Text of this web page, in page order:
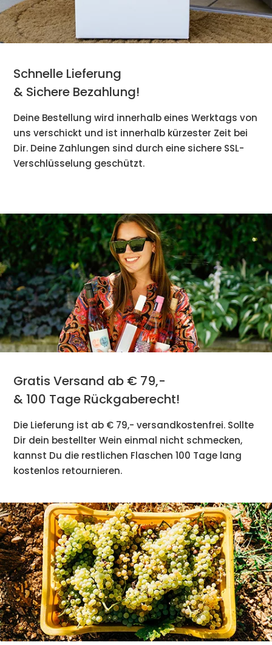
Schnelle Lieferung
& Sichere Bezahlung!
Deine Bestellung wird innerhalb eines Werktags von
uns verschickt und ist innerhalb kürzester Zeit bei
Dir. Deine Zahlungen sind durch eine sichere SSL-
Verschlüsselung geschützt.
Gratis Versand ab € 79,-
& 100 Tage Rückgaberecht!
Die Lieferung ist ab € 79,- versandkostenfrei. Sollte
Dir dein bestellter Wein einmal nicht schmecken,
kannst Du die restlichen Flaschen 100 Tage lang
kostenlos retournieren.